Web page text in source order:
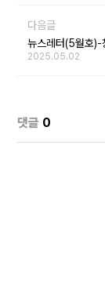
다음글
뉴스레터(5월호)-
2025.05.02
댓글 0